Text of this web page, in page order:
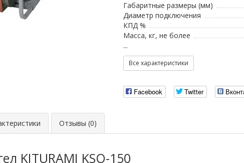
Габаритные размеры (мм)
Диаметр подключения
КПД %
Масса, кг, не более
...
Все характеристики
Facebook Twitter
Отзывы (0)
KITURAMI KSO-150